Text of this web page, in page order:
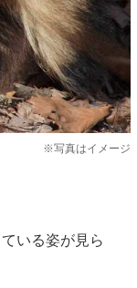
※写真はイメージ
いる姿が見ら